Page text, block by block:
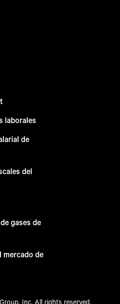
laborales
de
del
gases de
de
Inc. All rights reserved.